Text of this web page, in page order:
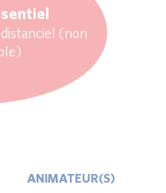
(non
ANIMATEUR(S)